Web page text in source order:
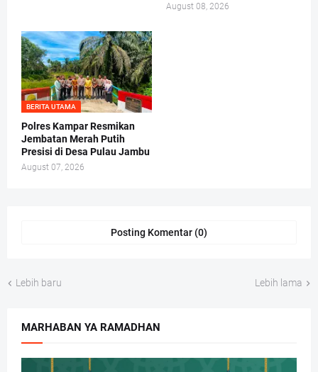
August 08, 2026
BERITA UTAMA
Polres Kampar Resmikan
Jembatan Merah Putih
Presisi di Desa Pulau Jambu
August 07, 2026
Posting Komentar (0)
Lebih baru Lebih lama
MARHABAN YA RAMADHAN